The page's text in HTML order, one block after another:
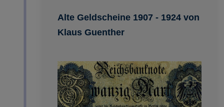
Alte Geldscheine 1907 - 1924 von
Klaus Guenther